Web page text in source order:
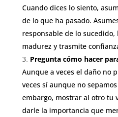
Cuando dices lo siento,
de lo que ha pasado.
responsable de lo
madurez y trasmite
Pregunta cómo hacer
Aunque a veces el daño no
veces sí aunque no
embargo, mostrar al otro tu
darle la importancia que